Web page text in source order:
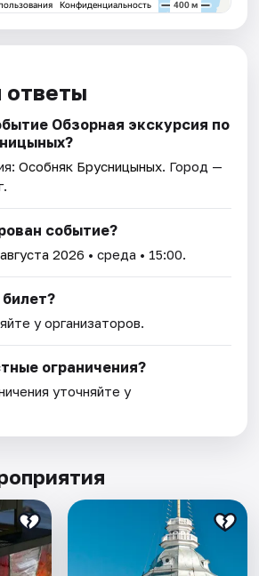
ответы
Обзорная экскурсия по
Особняк Брусницыных. Город —
событие?
2026 • среда • 15:00.
у организаторов.
ограничения?
уточняйте у